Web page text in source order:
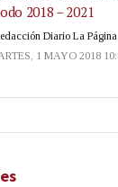
2018 – 2021
Diario La Página
1 MAYO 2018